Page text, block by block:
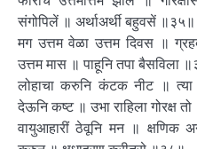
संगोपिलें ॥ अर्थाअर्थी बहुवसें ॥३५॥
मग उत्तम वेळा उत्तम दिवस ॥
उत्तम मास ॥ पाहूनि तपा बैसविला
लोहाचा करुनि कंटक नीट ॥ त्या
देऊनि कष्ट ॥ उभा राहिला गोरक्ष
वायुआहारीं ठेवूनि मन ॥ क्षणिक